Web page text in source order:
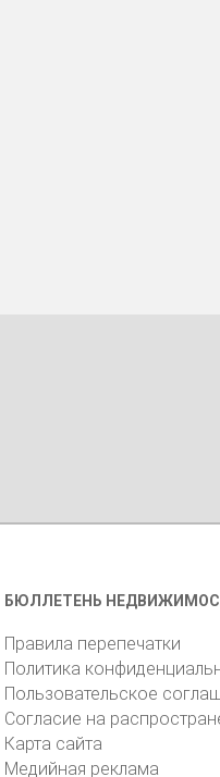
БЮЛЛЕТЕНЬ
Правила перепечатки
Политика
Пользовательское
Согласие на
Карта сайта
Медийная реклама